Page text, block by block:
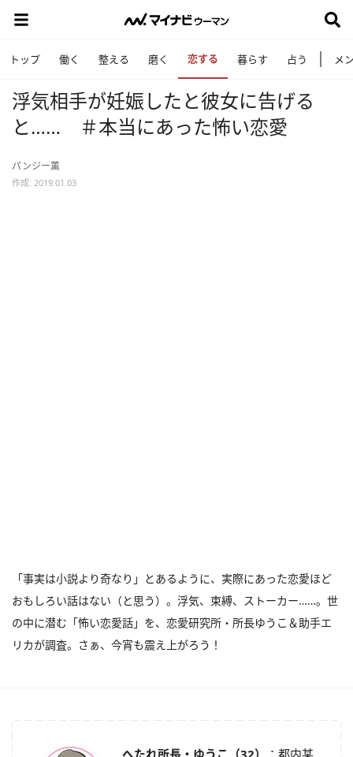
トップ 働く 整える 磨く 恋する 暮らす 占う メ
浮気相手が妊娠したと彼女に告げる
と…… ＃本当にあった怖い恋愛
パンジー薫
作成: 2019.01.03
「事実は小説より奇なり」とあるように、実際にあった恋愛ほど
おもしろい話はない（と思う）。浮気、束縛、ストーカー……。世
の中に潜む「怖い恋愛話」を、恋愛研究所・所長ゆうこ＆助手エ
リカが調査。さぁ、今宵も震え上がろう！
へたれ所長・ゆうこ（32）
：都内某